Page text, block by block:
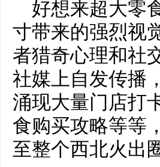
好想来超大零
寸带来的强烈视
者猎奇心理和社
社媒上自发传播
涌现大量门店打
食购买攻略等等
至整个西北火出